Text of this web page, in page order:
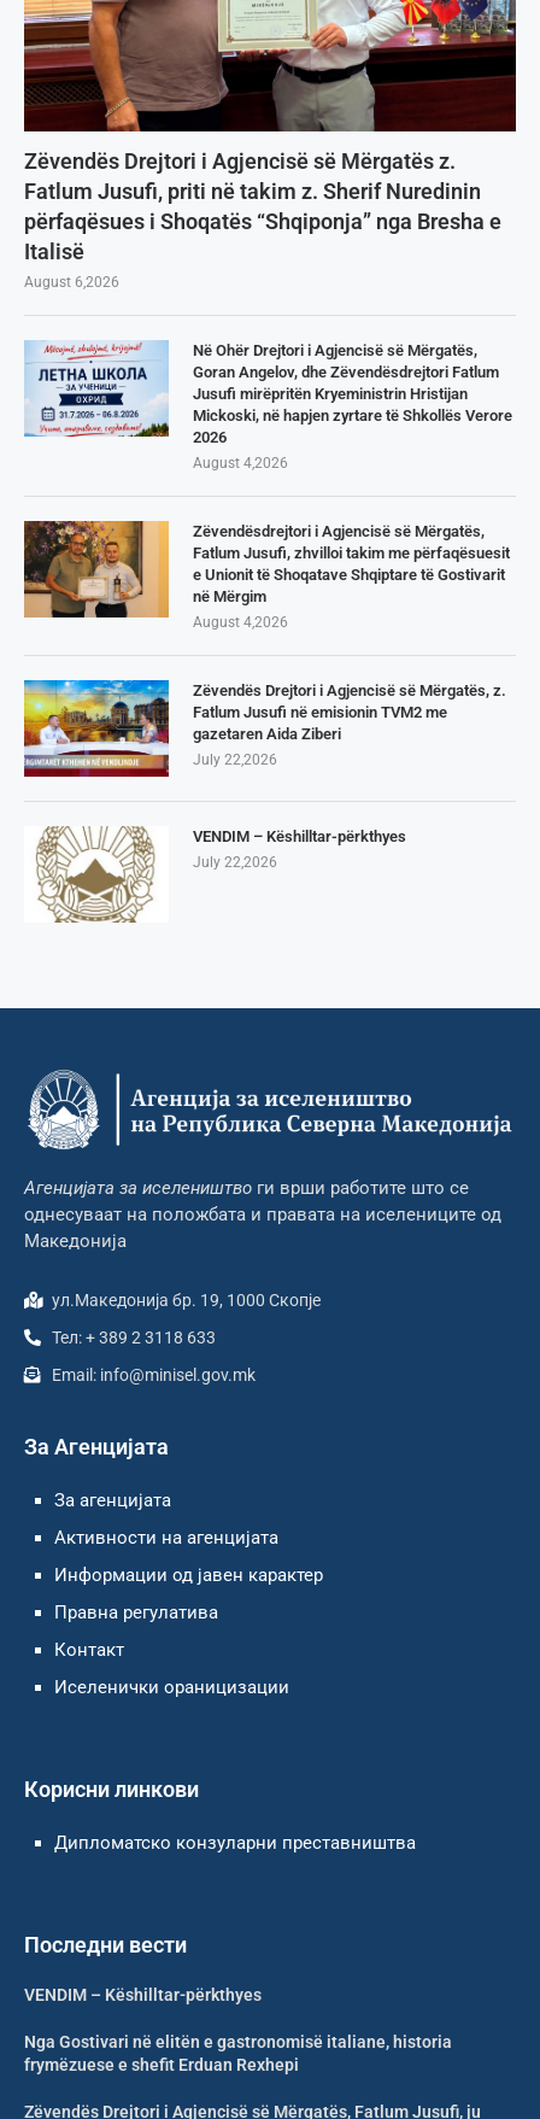
Zëvendës Drejtori i Agjencisë së Mërgatës z.
Fatlum Jusufi, priti në takim z. Sherif Nuredinin
përfaqësues i Shoqatës “Shqiponja” nga Bresha e
Italisë
August 6,2026
Në Ohër Drejtori i Agjencisë së Mërgatës,
Goran Angelov, dhe Zëvendësdrejtori Fatlum
Jusufi mirëpritën Kryeministrin Hristijan
Mickoski, në hapjen zyrtare të Shkollës Verore
2026
August 4,2026
Zëvendësdrejtori i Agjencisë së Mërgatës,
Fatlum Jusufi, zhvilloi takim me përfaqësuesit
e Unionit të Shoqatave Shqiptare të Gostivarit
në Mërgim
August 4,2026
Zëvendës Drejtori i Agjencisë së Mërgatës, z.
Fatlum Jusufi në emisionin TVM2 me
gazetaren Aida Ziberi
July 22,2026
VENDIM – Këshilltar-përkthyes
July 22,2026
Агенцијата за иселеништво ги врши работите што се
однесуваат на положбата и правата на иселениците од
Македонија
ул.Македонија бр. 19, 1000 Скопје
Тел: + 389 2 3118 633
Email: info@minisel.gov.mk
За Агенцијата
За агенцијата
Активности на агенцијата
Информации од јавен карактер
Правна регулатива
Контакт
Иселенички ораницизации
Корисни линкови
Дипломатско конзуларни преставништва
Последни вести
VENDIM – Këshilltar-përkthyes
Nga Gostivari në elitën e gastronomisë italiane, historia
frymëzuese e shefit Erduan Rexhepi
Zëvendës Drejtori i Agjencisë së Mërgatës, Fatlum Jusufi, ju